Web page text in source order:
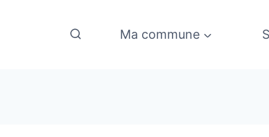
Ma commune